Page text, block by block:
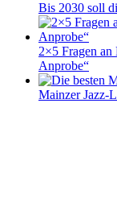
Bis 2030 soll
2×5 Fragen
Anprobe“
Mainzer Jazz-